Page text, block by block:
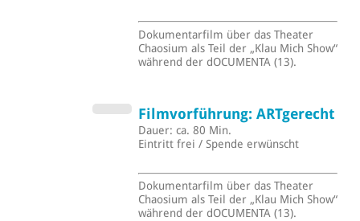
Dokumentarfilm über das Theater
Chaosium als Teil der „Klau Mich Show“
während der dOCUMENTA (13).
Filmvorführung: ARTgerecht
Dauer: ca. 80 Min.
Eintritt frei / Spende erwünscht
Dokumentarfilm über das Theater
Chaosium als Teil der „Klau Mich Show“
während der dOCUMENTA (13).